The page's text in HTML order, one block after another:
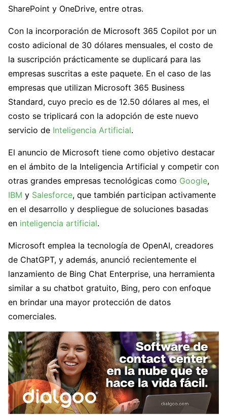
SharePoint y OneDrive, entre otras.
Con la incorporación de Microsoft 365 Copilot por un
costo adicional de 30 dólares mensuales, el costo de
la suscripción prácticamente se duplicará para las
empresas suscritas a este paquete. En el caso de las
empresas que utilizan Microsoft 365 Business
Standard, cuyo precio es de 12.50 dólares al mes, el
costo se triplicará con la adopción de este nuevo
servicio de Inteligencia Artificial.
El anuncio de Microsoft tiene como objetivo destacar
en el ámbito de la Inteligencia Artificial y competir con
otras grandes empresas tecnológicas como Google,
IBM y Salesforce, que también participan activamente
en el desarrollo y despliegue de soluciones basadas
en inteligencia artificial.
Microsoft emplea la tecnología de OpenAI, creadores
de ChatGPT, y además, anunció recientemente el
lanzamiento de Bing Chat Enterprise, una herramienta
similar a su chatbot gratuito, Bing, pero con enfoque
en brindar una mayor protección de datos
comerciales.